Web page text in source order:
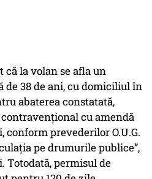
că la volan se afla un
de 38 de ani, cu domiciliul în
abaterea constatată,
cu amendă
conform prevederilor O.U.G.
pe drumurile publice”,
Totodată, permisul de